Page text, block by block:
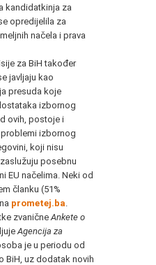
kandidatkinja za
opredijelila za
načela i prava
za BiH također
javljaju kao
presuda koje
izbornog
ovih, postoje i
izbornog
koji nisu
posebnu
EU načelima. Neki od
članku (51%
prometej.ba
zvanične Ankete o
Agencija za
je u periodu od
BiH, uz dodatak novih